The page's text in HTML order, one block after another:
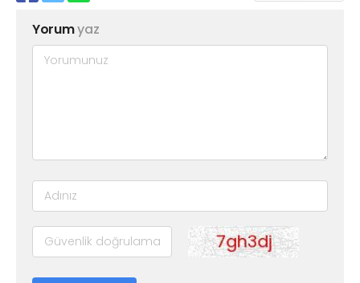
Yorumyaz